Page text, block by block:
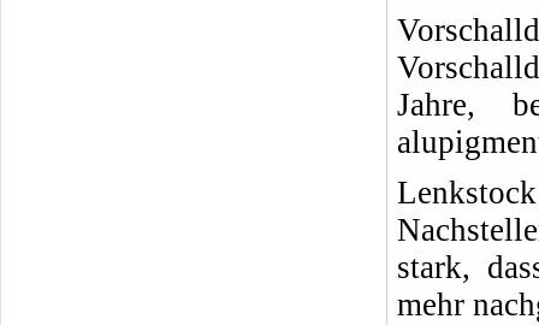
Jahre,
stark,
mehr